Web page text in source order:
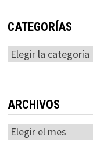
CATEGORÍAS
Categorías
ARCHIVOS
Archivos